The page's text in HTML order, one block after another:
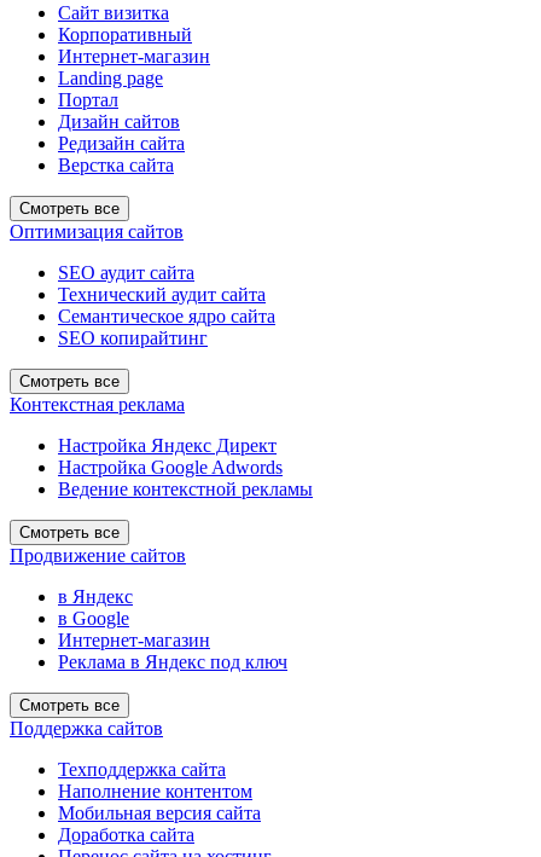
Сайт визитка
Корпоративный
Интернет-магазин
Landing page
Портал
Дизайн сайтов
Редизайн сайта
Верстка сайта
Смотреть все
Оптимизация сайтов
SEO аудит сайта
Технический аудит сайта
Семантическое ядро сайта
SEO копирайтинг
Смотреть все
Контекстная реклама
Настройка Яндекс Директ
Настройка Google Adwords
Ведение контекстной рекламы
Смотреть все
Продвижение сайтов
в Яндекс
в Google
Интернет-магазин
Реклама в Яндекс под ключ
Смотреть все
Поддержка сайтов
Техподдержка сайта
Наполнение контентом
Мобильная версия сайта
Доработка сайта